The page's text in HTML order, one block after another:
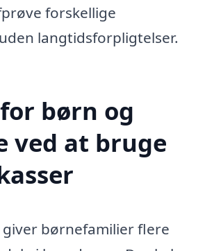
forskellige
langtidsforpligtelser.
børn og
ved at bruge
giver børnefamilier flere